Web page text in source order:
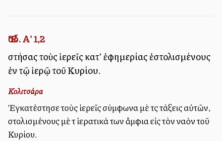
Ἔσδ. Α' 1,2
στήσας τοὺς ἱερεῖς κατ’ ἐφημερίας ἐστολισμένους
ἐν τῷ ἱερῷ τοῦ Κυρίου.
Κολιτσάρα
Ἐγκατέστησε τοὺς ἱερεῖς σύμφωνα μὲ τὰς τάξεις αὐτῶν,
στολισμένους μὲ τὰ ἱερατικά των ἄμφια εἰς τὸν ναὸν τοῦ
Κυρίου.